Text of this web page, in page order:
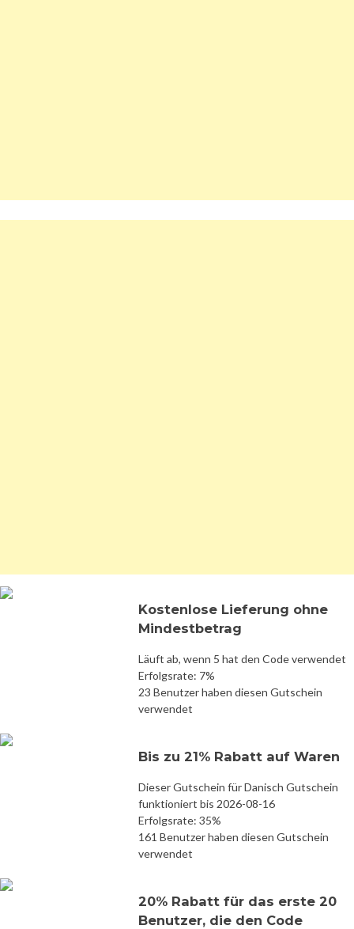
Kostenlose Lieferung ohne
Mindestbetrag
Läuft ab, wenn 5 hat den Code verwendet
Erfolgsrate: 7%
23 Benutzer haben diesen Gutschein
verwendet
Bis zu 21% Rabatt auf Waren
Dieser Gutschein für Danisch Gutschein
funktioniert bis 2026-08-16
Erfolgsrate: 35%
161 Benutzer haben diesen Gutschein
verwendet
20% Rabatt für das erste 20
Benutzer, die den Code